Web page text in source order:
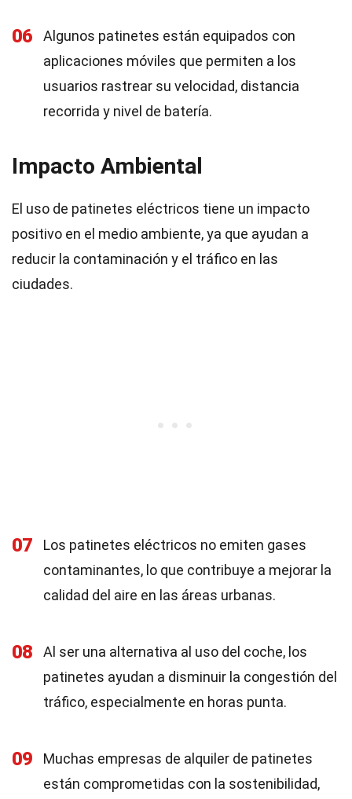
06
Algunos patinetes están equipados con
aplicaciones móviles que permiten a los
usuarios rastrear su velocidad, distancia
recorrida y nivel de batería.
Impacto Ambiental
El uso de patinetes eléctricos tiene un impacto
positivo en el medio ambiente, ya que ayudan a
reducir la contaminación y el tráfico en las
ciudades.
07
Los patinetes eléctricos no emiten gases
contaminantes, lo que contribuye a mejorar la
calidad del aire en las áreas urbanas.
08
Al ser una alternativa al uso del coche, los
patinetes ayudan a disminuir la congestión del
tráfico, especialmente en horas punta.
09
Muchas empresas de alquiler de patinetes
están comprometidas con la sostenibilidad,